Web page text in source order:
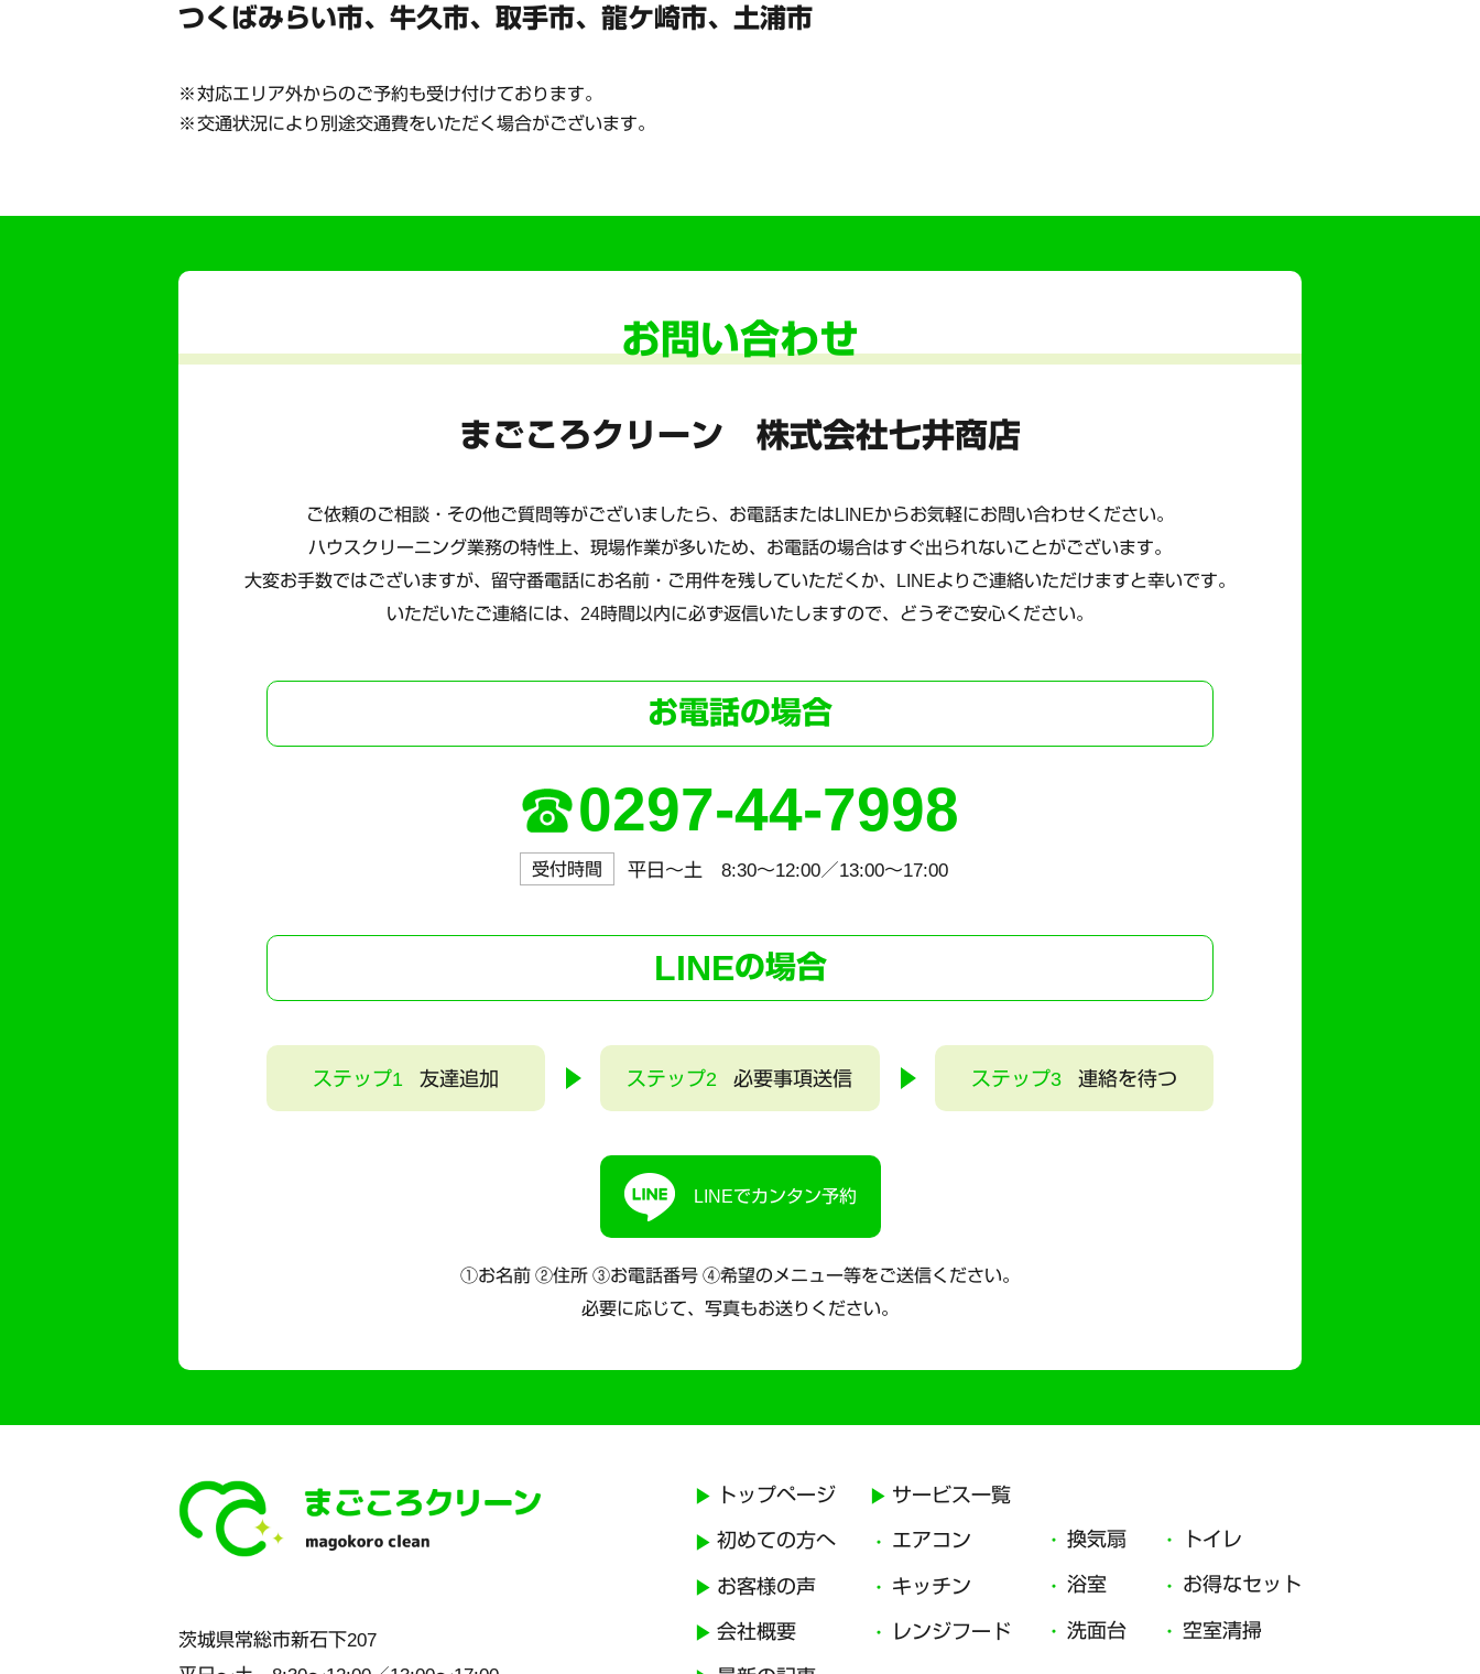
つくばみらい市、牛久市、 取手市、龍ケ崎市、土浦市
対応エリア外からのご予約も受け付けております。
交通状況により別途交通費をいただく場合がございます。
お問い合わせ
まごころクリーン 株式会社七井商店
ご依頼のご相談・その他ご質問等がございましたら、お電話またはLINEからお気軽にお問い合わせください。
ハウスクリーニング業務の特性上、現場作業が多いため、お電話の場合はすぐ出られないことがございます。
大変お手数ではございますが、留守番電話にお名前・ご用件を残していただくか、LINEよりご連絡いただけますと幸いです。
いただいたご連絡には、24時間以内に必ず返信いたしますので、どうぞご安心ください。
お電話の場合
0297-44-7998
受付時間 平日～土 8:30〜12:00／13:00〜17:00
LINEの場合
ステップ1 友達追加 ステップ2 必要事項送信 ステップ3 連絡を待つ
LINEでカンタン予約
①お名前 ②住所 ③お電話番号 ④希望のメニュー等をご送信ください。
必要に応じて、写真もお送りください。
茨城県常総市新石下207
トップページ
初めての方へ
お客様の声
会社概要
サービス一覧
エアコン
キッチン
レンジフード
換気扇
浴室
洗面台
トイレ
お得なセット
空室清掃